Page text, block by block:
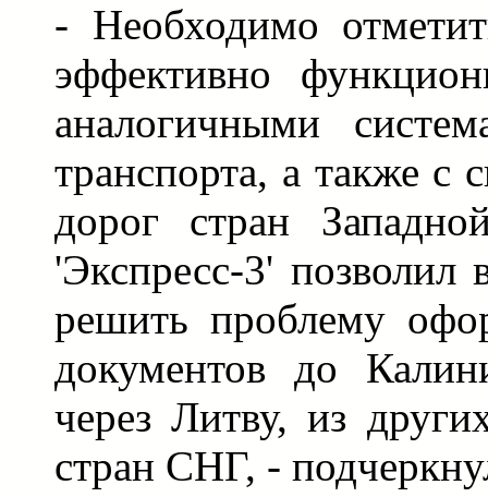
- Необходимо
эффективно
аналогичными
транспорта, а также с
дорог стран
'Экспресс-3' позволил
решить проблему
документов до
через Литву, из
стран СНГ, -